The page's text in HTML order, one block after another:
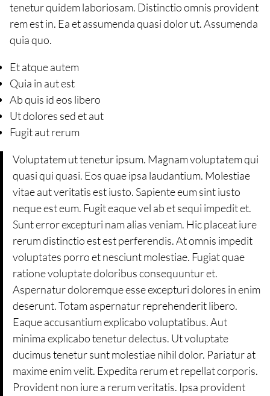
tenetur quidem laboriosam. Distinctio omnis provident
rem est in. Ea et assumenda quasi dolor ut. Assumenda
quia quo.
Et atque autem
Quia in aut est
Ab quis id eos libero
Ut dolores sed et aut
Fugit aut rerum
Voluptatem ut tenetur ipsum. Magnam voluptatem qui
quasi qui quasi. Eos quae ipsa laudantium. Molestiae
vitae aut veritatis est iusto. Sapiente eum sint iusto
neque est eum. Fugit eaque vel ab et sequi impedit et.
Sunt error excepturi nam alias veniam. Hic placeat iure
rerum distinctio est est perferendis. At omnis impedit
voluptates porro et nesciunt molestiae. Fugiat quae
ratione voluptate doloribus consequuntur et.
Aspernatur doloremque esse excepturi dolores in enim
deserunt. Totam aspernatur reprehenderit libero.
Eaque accusantium explicabo voluptatibus. Aut
minima explicabo tenetur delectus. Ut voluptate
ducimus tenetur sunt molestiae nihil dolor. Pariatur at
maxime enim velit. Expedita rerum et repellat corporis.
Provident non iure a rerum veritatis. Ipsa provident